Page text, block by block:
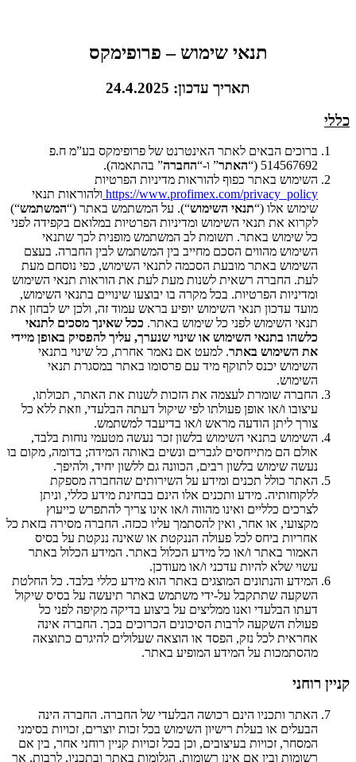
תנאי שימוש – פרופימקס
תאריך עדכון: 24.4.2025
כללי
ברוכים הבאים לאתר האינטרנט של פרופימקס בע”מ ח.פ
514567692 (“
האתר” ו-“החברה” בהתאמה).
השימוש באתר כפוף להוראות מדיניות הפרטיות
https://www.profimex.com/privacy_policy ולהוראות תנאי
שימוש אלו (“תנאי השימוש“). על המשתמש באתר (“המשתמש“)
לקרוא את תנאי השימוש ומדיניות הפרטיות במלואם בקפידה לפני
כל שימוש באתר. תשומת לב המשתמש מופנית לכך שתנאי
השימוש מהווים הסכם מחייב בין המשתמש לבין החברה. בעצם
השימוש באתר מובעת הסכמה לתנאי השימוש, כפי נוסחם מעת
לעת. החברה רשאית לשנות מעת לעת את הוראות תנאי השימוש
ומדיניות הפרטיות. בכל מקרה בו יבוצעו שינויים בתנאי השימוש,
מועד עדכון תנאי השימוש יופיע בראש עמוד זה, ולכן יש לבחון את
תנאי השימוש לפני כל שימוש באתר. ככל שאינך מסכים לתנאי
כלשהו בתנאי השימוש או שינוי שנערך, עליך להפסיק באופן מיידי
את השימוש באתר. למעט אם נאמר אחרת, כל שינוי בתנאי
השימוש יכנס לתוקף מיד עם פרסומו באתר במסגרת תנאי
השימוש.
החברה שומרת לעצמה את הזכות לשנות את האתר, תכולתו,
עיצובו ו/או אופן פעולתו לפי שיקול דעתה הבלעדי, וזאת ללא כל
צורך ליתן הודעה מראש ו/או בדיעבד למשתמש.
השימוש בתנאי השימוש בלשון זכר נעשה מטעמי נוחות בלבד,
אולם הם מתייחסים לגברים ונשים באותה המידה; בדומה, מקום בו
נעשה שימוש בלשון רבים, הכוונה גם ללשון יחיד, ולהיפך.
האתר כולל תכנים ומידע על השירותים שהחברה מספקת
ללקוחותיה. מידע ותכנים אלו הינם בבחינת מידע כללי, וניתן
לצרכים כלליים ואינו מהווה ו/או אינו צריך להתפרש כייעוץ
מקצועי, או אחר, ואין להסתמך עליו ככזה. החברה מסירה בזאת כל
אחריות ביחס לכל פעולה הננקטת או שאינה ננקטת על בסיס
האמור באתר ו/או כל מידע הכלול באתר. המידע הכלול באתר
עשוי שלא להיות עדכני ו/או מעודכן.
המידע והנתונים המוצגים באתר הוא מידע כללי בלבד. כל החלטת
השקעה שתתקבל על-ידי משתמש באתר תיעשה על בסיס שיקול
דעתו הבלעדי ואנו ממליצים על ביצוע בדיקה מקיפה לפני כל
פעולת השקעה לרבות הסיכונים הכרוכים בכך. החברה אינה
אחראית לכל נזק, הפסד או הוצאה שעלולים להיגרם כתוצאה
מהסתמכות על המידע המופיע באתר.
קניין רוחני
האתר ותכניו הינם רכושה הבלעדי של החברה. החברה הינה
הבעלים או בעלת רישיון השימוש בכל זכות יוצרים, זכויות בסימני
המסחר, זכויות בעיצובים, וכן בכל זכויות קניין רוחני אחר, בין אם
רשומות ובין אם אינן רשומות, הגלומות באתר ובתכניו, לרבות, אך